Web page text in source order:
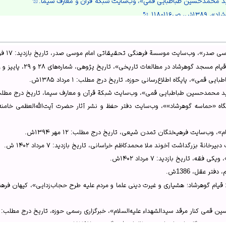
ص۱۱۹و۱۲۰.
بر سیره و عملکرد آیت‌الله سید حسین قمی طباطبائی در قیام گوهرشاد،
خونین گوهرشاد در ماجرای کشف حجاب»، پایگاه اطلاع‌رسانی حوزه.
ص۱۲۰.
وب‌سایت دانشنامة اسلامی.
گوهر شاد»، پایگاه اطلاع‌رسانی حوزه.
طباطبایی قمی»، پایگاه اطلاع رسانی حوزه.
گوهرشاد در مطالعات تاریخی»، ۱۳۸۵ش، ص۴۴.
حسین قمی کنار مرقد سیدالشهداء علیه‌السلام»، خبرگزاری رسمی حوزه.
بر قیام مردم مشهد در واقعۀ مسجد گوهرشاد»، ۱۳۸۴ش، ص۴۴.
وب‌سایت پژوهشگاه علوم انسانی و مطالعات فرهنگی.
ویکی شیعه.
صدر»، وب‌سایت موسسة فرهنگی تحقیقاتی امام موسی صدر، تاریخ بازدید: ۱۷ فروردین‌ ۱۴۰۲ش.
گوهرشاد در مطالعات تاریخی»، تاریخ پژوهی، شماره‌های ۲۸ و ۲۹، پاییز و زمستان ۱۳۸۵ش.
پایگاه اطلاع‌رسانی حوزه، تاریخ درج مطلب: ۱ مرداد ۱۳۸۵ش.
طباطبایی قمی»، وب‌سایت شبکة قرآن و معارف سیما، تاریخ درج مطلب: ۸ اردیبهشت
وب‌سایت فرهیختگان تمدن شیعی، تاریخ درج مطلب: ۱۲ مهر ۱۳۹۴ش.
بزرگداشت آخوند ملا محمدکاظم خراسانی، تاریخ بازدید: ۷ مرداد ۱۴۰۲ ش.
تاریخ بازدید: ۷ مرداد ۱۴۰۲ش.
عقل، 1386ش.
کنار مرقد سیدالشهداء علیه‌السلام»، خبرگزاری رسمی حوزه، تاریخ درج مطلب: ۲۶ آذر ۱۳۹۵ش.
علوم انسانی و مطالعات فرهنگی، دی ۱۳۸۷ش.